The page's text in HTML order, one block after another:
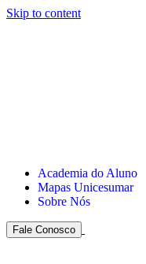
Skip to content
Academia do Aluno
Mapas Unicesumar
Sobre Nós
Fale Conosco